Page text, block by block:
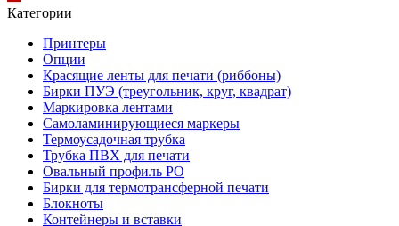
Категории
Принтеры
Опции
Красящие ленты для печати (риббоны)
Бирки ПУЭ (треугольник, круг, квадрат)
Маркировка лентами
Самоламинирующиеся маркеры
Термоусадочная трубка
Трубка ПВХ для печати
Овальный профиль PO
Бирки для термотрансферной печати
Блокноты
Контейнеры и вставки